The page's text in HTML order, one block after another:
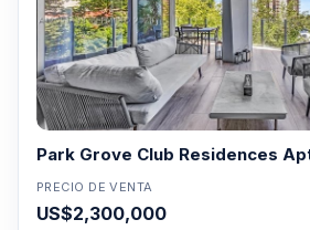
Park Grove Club Residences
PRECIO DE VENTA
US$2,300,000